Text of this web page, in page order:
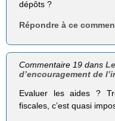
dépôts ?
Répondre à ce
Commentaire 19 dans
d’encouragement de
Evaluer les aides ?
fiscales, c’est quasi